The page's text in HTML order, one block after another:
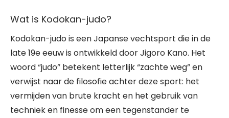
Wat is Kodokan-judo?
Kodokan-judo is een Japanse vechtsport die in de
late 19e eeuw is ontwikkeld door Jigoro Kano. Het
woord “judo” betekent letterlijk “zachte weg” en
verwijst naar de filosofie achter deze sport: het
vermijden van brute kracht en het gebruik van
techniek en finesse om een tegenstander te